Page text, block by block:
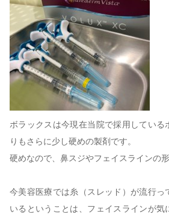
ボラックスは今現在当院で採用している
りもさらに少し硬めの製剤です。
硬めなので、鼻スジやフェイスラインの
今美容医療では糸（スレッド）が流行っ
いるということは、フェイスラインが気